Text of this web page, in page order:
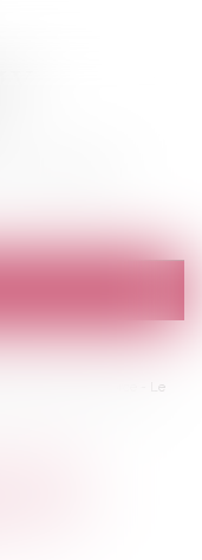
tribunaux - Divorce - Le
EST
11